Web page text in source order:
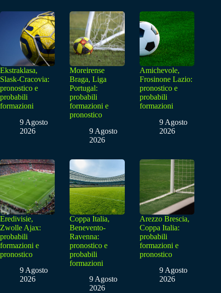
Ekstraklasa,
Slask-Cracovia:
pronostico e
probabili
formazioni
9 Agosto
2026
Moreirense
Braga, Liga
Portugal:
probabili
formazioni e
pronostico
9 Agosto
2026
Amichevole,
Frosinone Lazio:
pronostico e
probabili
formazioni
9 Agosto
2026
Eredivisie,
Zwolle Ajax:
probabili
formazioni e
pronostico
9 Agosto
2026
Coppa Italia,
Benevento-
Ravenna:
pronostico e
probabili
formazioni
9 Agosto
2026
Arezzo Brescia,
Coppa Italia:
probabili
formazioni e
pronostico
9 Agosto
2026